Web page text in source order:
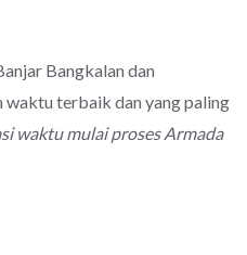
Bangkalan dan
waktu terbaik dan yang paling
waktu mulai proses Armada